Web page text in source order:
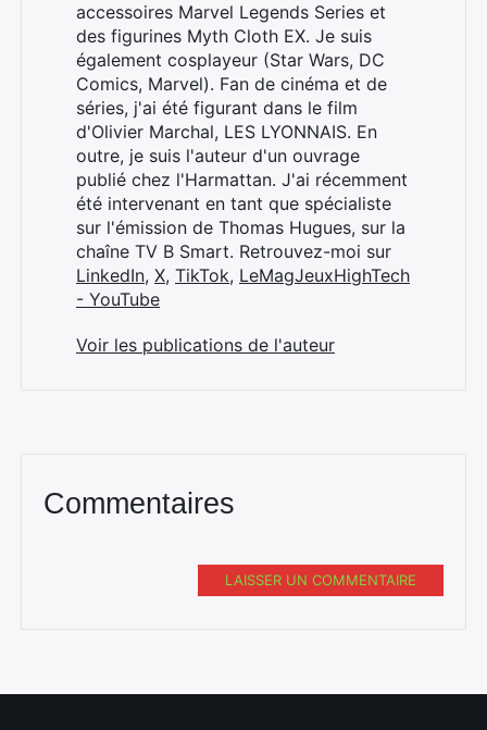
accessoires Marvel Legends Series et
des figurines Myth Cloth EX. Je suis
également cosplayeur (Star Wars, DC
Comics, Marvel). Fan de cinéma et de
séries, j'ai été figurant dans le film
d'Olivier Marchal, LES LYONNAIS. En
outre, je suis l'auteur d'un ouvrage
publié chez l'Harmattan. J'ai récemment
été intervenant en tant que spécialiste
sur l'émission de Thomas Hugues, sur la
chaîne TV B Smart. Retrouvez-moi sur
LinkedIn, X, TikTok, LeMagJeuxHighTech
- YouTube
Voir les publications de l'auteur
Commentaires
LAISSER UN COMMENTAIRE